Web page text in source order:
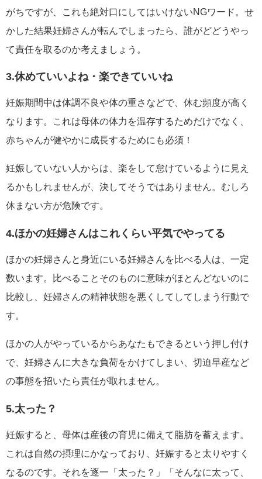
がちですが、これも絶対口にしてはいけないNGワード。せ
かした結果妊婦さんが転んでしまったら、誰がどどうやっ
て責任を取るのか考えましょう。
3.休めていいよね・楽できていいね
妊娠期間中は体調不良や体の重さなどで、休む頻度が高く
なります。これは母体の体力を温存するためだけでなく、
赤ちゃんが健やかに成長するためにも必須！
妊娠していない人からは、楽をして怠けているように見え
るかもしれませんが、決してそうではありません。むしろ
休まない方が危険です。
4.ほかの妊婦さんはこれくらい平気でやってる
ほかの妊婦さんと身近にいる妊婦さんを比べる人は、一定
数います。比べることそのものに意味がほとんどないのに
比較し、妊婦さんの精神状態を悪くしてしてしまう行動で
す。
ほかの人がやっているからあなたもできるという押し付け
で、妊婦さんに大きな負荷をかけてしまい、切迫早産など
の事態を招いたら責任が取れません。
5.太った？
妊娠すると、母体は産後の育児に備えて脂肪を蓄えます。
これは自然の摂理にかなっており、妊娠すると太りやすく
なるのです。それを逐一「太った？」「そんなに太って、